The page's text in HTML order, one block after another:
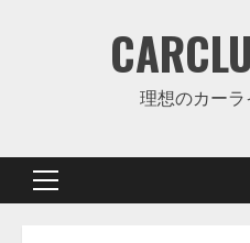
理想のカー
Primary